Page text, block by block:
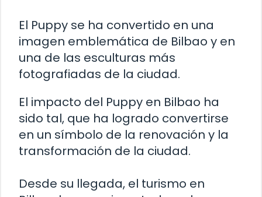
El Puppy se ha convertido en una
imagen emblemática de Bilbao y en
una de las esculturas más
fotografiadas de la ciudad.
El impacto del Puppy en Bilbao ha
sido tal, que ha logrado convertirse
en un símbolo de la renovación y la
transformación de la ciudad.
Desde su llegada, el turismo en